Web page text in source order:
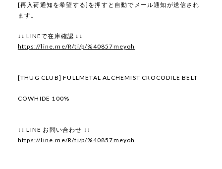
[再入荷通知を希望する]を押すと自動でメール通知が送信され
ます。
↓↓ LINEで在庫確認 ↓↓
https://line.me/R/ti/p/%40857meyoh
[THUG CLUB] FULLMETAL ALCHEMIST CROCODILE BELT
COWHIDE 100%
↓↓ LINE お問い合わせ ↓↓
https://line.me/R/ti/p/%40857meyoh